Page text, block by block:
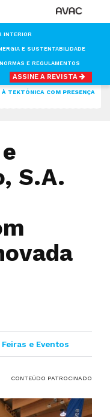
INTERIOR
E SUSTENTABILIDADE
NORMAS E REGULAMENTOS
ASSINE A REVISTA
TEKTÓNICA COM PRESENÇA
S.A.
Feiras e Eventos
CONTEÚDO PATROCINADO